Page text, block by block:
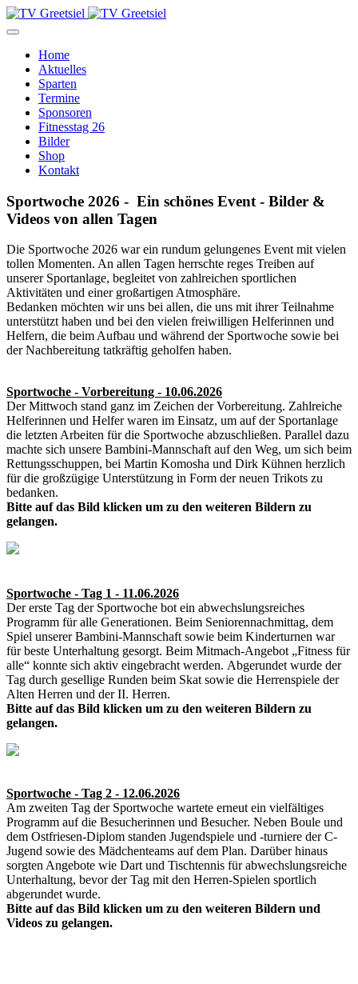
Home
Aktuelles
Sparten
Termine
Sponsoren
Fitnesstag 26
Bilder
Shop
Kontakt
Sportwoche 2026 - Ein schönes Event - Bilder &
Videos von allen Tagen
Die Sportwoche 2026 war ein rundum gelungenes Event mit vielen
tollen Momenten. An allen Tagen herrschte reges Treiben auf
unserer Sportanlage, begleitet von zahlreichen sportlichen
Aktivitäten und einer großartigen Atmosphäre.
Bedanken möchten wir uns bei allen, die uns mit ihrer Teilnahme
unterstützt haben und bei den vielen freiwilligen Helferinnen und
Helfern, die beim Aufbau und während der Sportwoche sowie bei
der Nachbereitung tatkräftig geholfen haben.
Sportwoche - Vorbereitung - 10.06.2026
Der Mittwoch stand ganz im Zeichen der Vorbereitung. Zahlreiche
Helferinnen und Helfer waren im Einsatz, um auf der Sportanlage
die letzten Arbeiten für die Sportwoche abzuschließen. Parallel dazu
machte sich unsere Bambini-Mannschaft auf den Weg, um sich beim
Rettungsschuppen, bei Martin Komosha und Dirk Kühnen herzlich
für die großzügige Unterstützung in Form der neuen Trikots zu
bedanken.
Bitte auf das Bild klicken um zu den weiteren Bildern zu
gelangen.
Sportwoche - Tag 1 - 11.06.2026
Der erste Tag der Sportwoche bot ein abwechslungsreiches
Programm für alle Generationen. Beim Seniorennachmittag, dem
Spiel unserer Bambini-Mannschaft sowie beim Kinderturnen war
für beste Unterhaltung gesorgt. Beim Mitmach-Angebot „Fitness für
alle“ konnte sich aktiv eingebracht werden. Abgerundet wurde der
Tag durch gesellige Runden beim Skat sowie die Herrenspiele der
Alten Herren und der II. Herren.
Bitte auf das Bild klicken um zu den weiteren Bildern zu
gelangen.
Sportwoche - Tag 2 - 12.06.2026
Am zweiten Tag der Sportwoche wartete erneut ein vielfältiges
Programm auf die Besucherinnen und Besucher. Neben Boule und
dem Ostfriesen-Diplom standen Jugendspiele und -turniere der C-
Jugend sowie des Mädchenteams auf dem Plan. Darüber hinaus
sorgten Angebote wie Dart und Tischtennis für abwechslungsreiche
Unterhaltung, bevor der Tag mit den Herren-Spielen sportlich
abgerundet wurde.
Bitte auf das Bild klicken um zu den weiteren Bildern und
Videos zu gelangen.